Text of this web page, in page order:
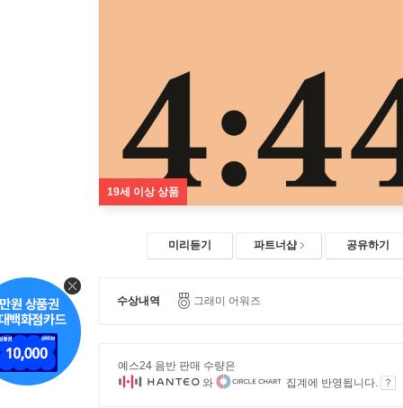
19세 이상 상품
미리듣기 파트너샵 공유하기
수상내역 그래미 어워즈
예스24 음반 판매 수량은
와
집계에 반영됩니다.